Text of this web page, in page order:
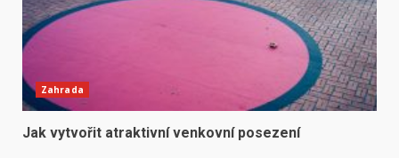
Zahrada
Jak vytvořit atraktivní venkovní posezení